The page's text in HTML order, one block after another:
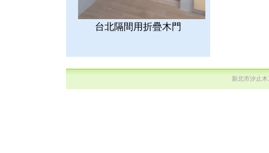
台北隔間用折疊木門
新北市汐止